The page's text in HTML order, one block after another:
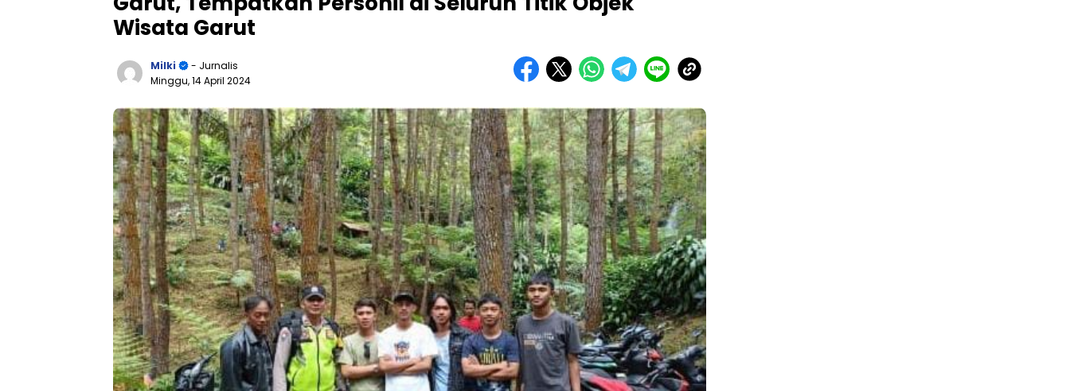
Wisata Garut
Milki
- Jurnalis
Minggu, 14 April 2024